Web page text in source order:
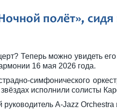
полёт»,
Теперь можно увидеть
16 мая 2026 года.
симфонического
исполнили солисты
руководитель A-Jazz